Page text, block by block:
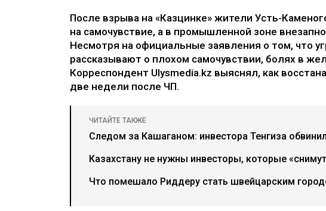
После взрыва на «Казцинке» жители Усть-
на самочувствие, а в промышленной зоне
Несмотря на официальные заявления о том, что
рассказывают о плохом самочувствии, болях в
Корреспондент Ulysmedia.kz выяснял, как
две недели после ЧП.
ЧИТАЙТЕ ТАКЖЕ
Следом за Кашаганом: инвестора Тенгиза
Казахстану не нужны инвесторы, которые
Что помешало Риддеру стать швейцарским